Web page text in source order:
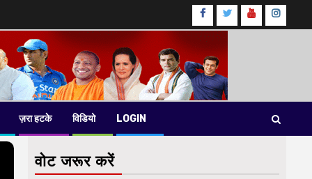
Facebook
TwitterYoutube
ज़रा हटके विडियो LOGIN
वोट जरूर करें